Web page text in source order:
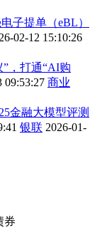
子提单（eBL）
02-12 15:10:26
，打通“AI购
09:53:27 商业
金融大模型评测
银联 2026-01-
券